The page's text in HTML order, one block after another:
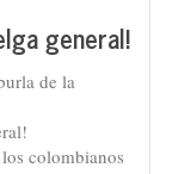
general!
de la
colombianos